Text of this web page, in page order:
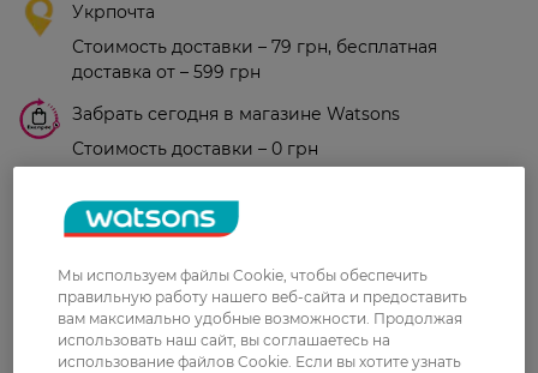
Укрпочта
Стоимость доставки – 79 грн, бесплатная
доставка от – 599 грн
Забрать сегодня в магазине Watsons
Стоимость доставки – 0 грн
Оплата
Оплата картой
Послеоплата
Мы используем файлы Cookie, чтобы обеспечить
правильную работу нашего веб-сайта и предоставить
вам максимально удобные возможности. Продолжая
использовать наш сайт, вы соглашаетесь на
использование файлов Cookie. Если вы хотите узнать